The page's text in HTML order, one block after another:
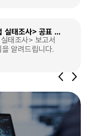
<2025년 가상증강현실(VR·AR)산업 실태조사> 공표 일정 사전공지
태조사> 보고서
알려드립니다.